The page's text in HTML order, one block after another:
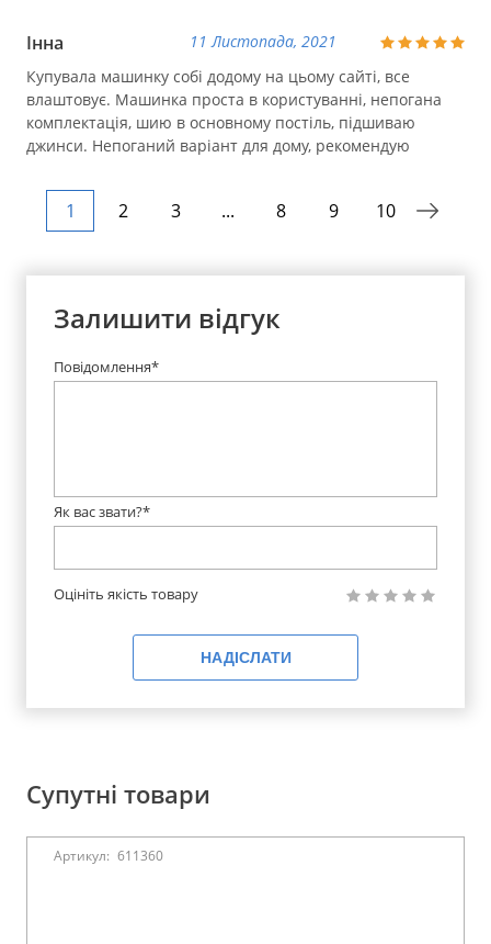
Інна
11 Листопада, 2021
Купувала машинку собі додому на цьому сайті, все
влаштовує. Машинка проста в користуванні, непогана
комплектація, шию в основному постіль, підшиваю
джинси. Непоганий варіант для дому, рекомендую
1 2 3 ... 8 9 10
Залишити відгук
Повідомлення*
Як вас звати?*
Оцініть якість товару
НАДІСЛАТИ
Супутні товари
Артикул: 611360